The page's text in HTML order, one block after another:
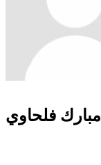
أمبارك فلحاوي